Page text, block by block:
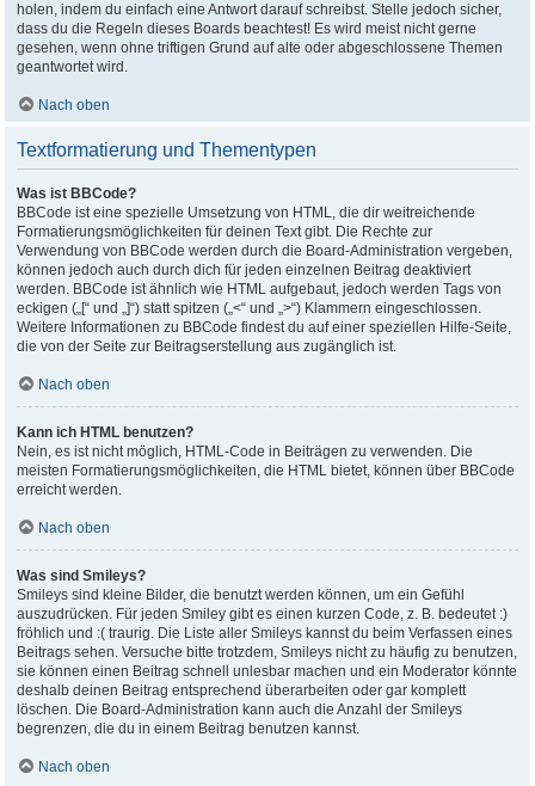
holen, indem du einfach eine Antwort darauf schreibst. Stelle jedoch sicher,
dass du die Regeln dieses Boards beachtest! Es wird meist nicht gerne
gesehen, wenn ohne triftigen Grund auf alte oder abgeschlossene Themen
geantwortet wird.
Nach oben
Textformatierung und Thementypen
Was ist BBCode?
BBCode ist eine spezielle Umsetzung von HTML, die dir weitreichende
Formatierungsmöglichkeiten für deinen Text gibt. Die Rechte zur
Verwendung von BBCode werden durch die Board-Administration vergeben,
können jedoch auch durch dich für jeden einzelnen Beitrag deaktiviert
werden. BBCode ist ähnlich wie HTML aufgebaut, jedoch werden Tags von
eckigen („[“ und „]“) statt spitzen („<“ und „>“) Klammern eingeschlossen.
Weitere Informationen zu BBCode findest du auf einer speziellen Hilfe-Seite,
die von der Seite zur Beitragserstellung aus zugänglich ist.
Nach oben
Kann ich HTML benutzen?
Nein, es ist nicht möglich, HTML-Code in Beiträgen zu verwenden. Die
meisten Formatierungsmöglichkeiten, die HTML bietet, können über BBCode
erreicht werden.
Nach oben
Was sind Smileys?
Smileys sind kleine Bilder, die benutzt werden können, um ein Gefühl
auszudrücken. Für jeden Smiley gibt es einen kurzen Code, z. B. bedeutet :)
fröhlich und :( traurig. Die Liste aller Smileys kannst du beim Verfassen eines
Beitrags sehen. Versuche bitte trotzdem, Smileys nicht zu häufig zu benutzen,
sie können einen Beitrag schnell unlesbar machen und ein Moderator könnte
deshalb deinen Beitrag entsprechend überarbeiten oder gar komplett
löschen. Die Board-Administration kann auch die Anzahl der Smileys
begrenzen, die du in einem Beitrag benutzen kannst.
Nach oben